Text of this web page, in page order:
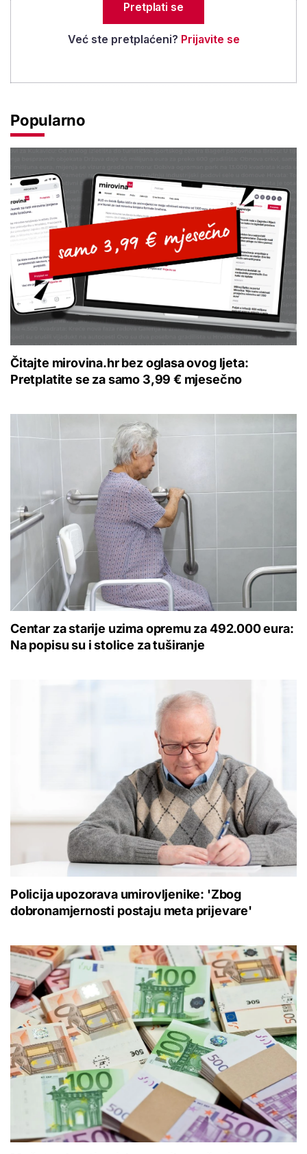
Pretplati se
Već ste pretplaćeni? Prijavite se
Popularno
Čitajte mirovina.hr bez oglasa ovog ljeta:
Pretplatite se za samo 3,99 € mjesečno
Centar za starije uzima opremu za 492.000 eura:
Na popisu su i stolice za tuširanje
Policija upozorava umirovljenike: 'Zbog
dobronamjernosti postaju meta prijevare'